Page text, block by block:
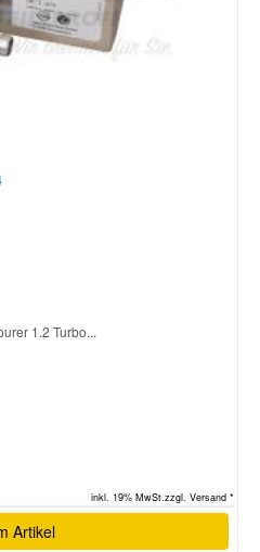
1.2 Turbo...
inkl. 19% MwSt.zzgl. Versand *
Artikel